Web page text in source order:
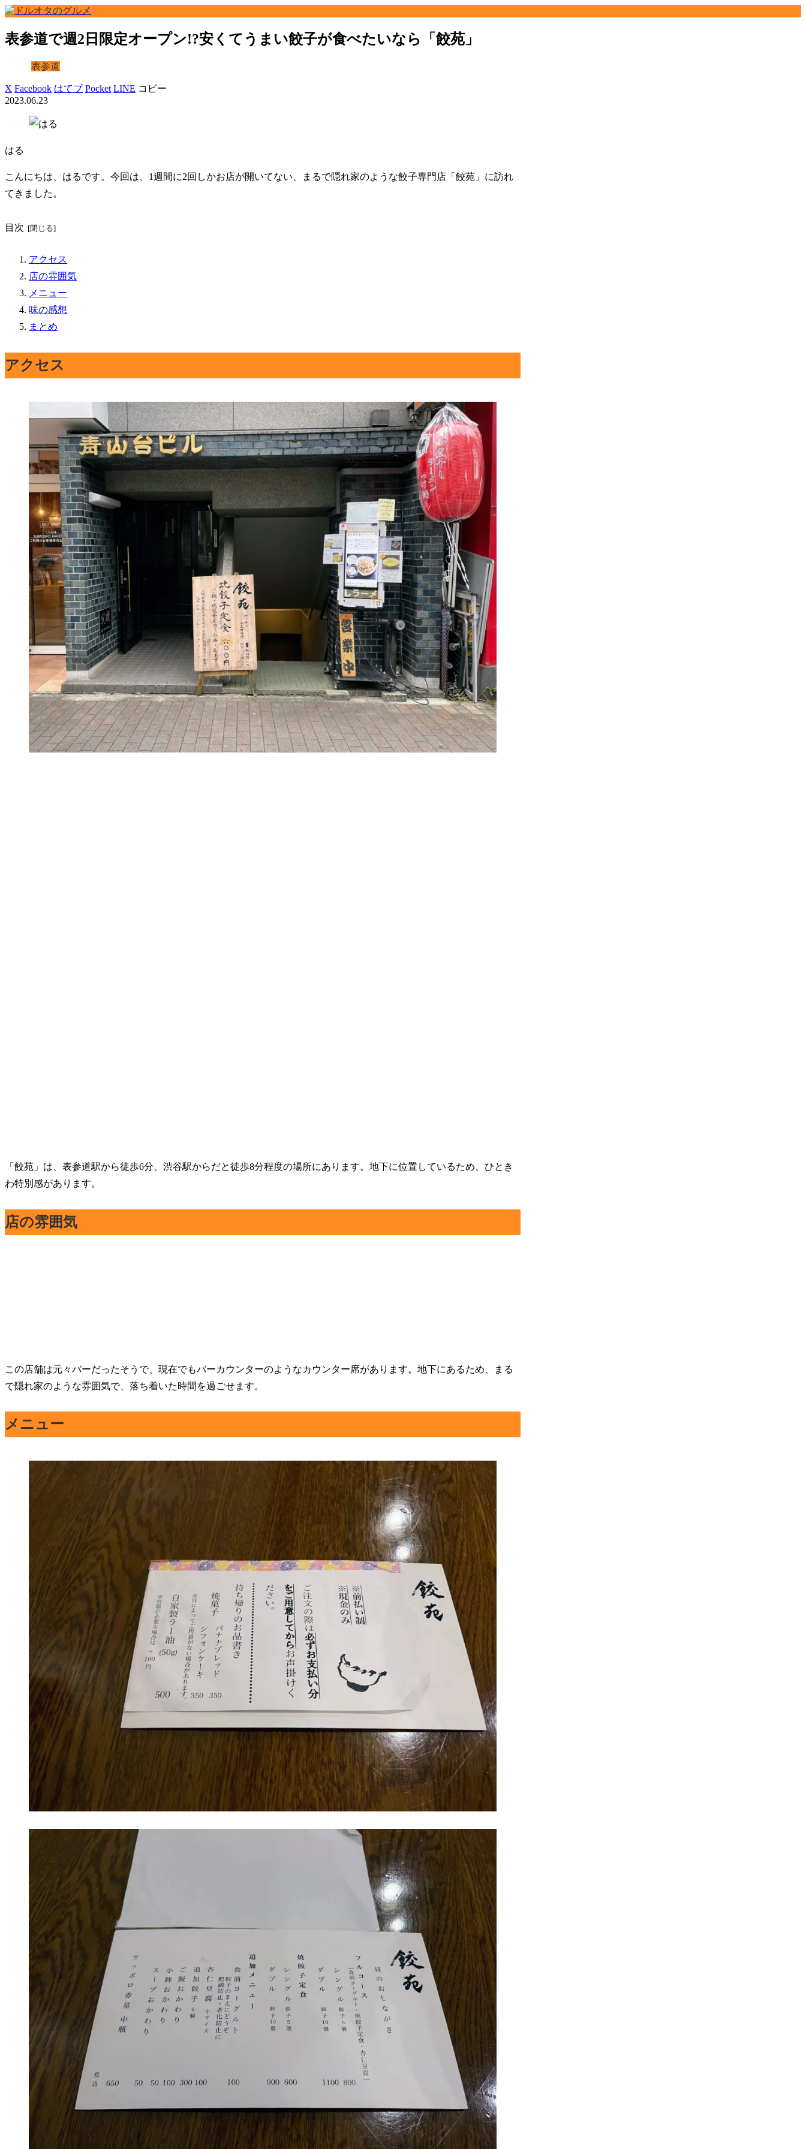
表参道で週2日限定オープン!?安くてうまい餃子が食べたいなら「餃苑」
表参道
X Facebook はてブ Pocket LINE コピー
2023.06.23
はる
こんにちは、はるです。今回は、1週間に2回しかお店が開いてない、まるで隠れ家のような餃子専門店「餃苑」に訪れ
てきました。
目次
アクセス
店の雰囲気
メニュー
味の感想
まとめ
アクセス
「餃苑」は、表参道駅から徒歩6分、渋谷駅からだと徒歩8分程度の場所にあります。地下に位置しているため、ひとき
わ特別感があります。
店の雰囲気
この店舗は元々バーだったそうで、現在でもバーカウンターのようなカウンター席があります。地下にあるため、まる
で隠れ家のような雰囲気で、落ち着いた時間を過ごせます。
メニュー